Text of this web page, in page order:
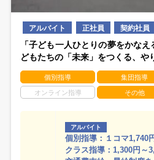
アルバイト 正社員 契約社員
「子ども一人ひとりの夢をかな
どもたちの「未来」をつくる、や
個別指導 集団指導
オンライン指導 その他
アルバイト
個別指導：１コマ1,740
クラス指導：1,300円～